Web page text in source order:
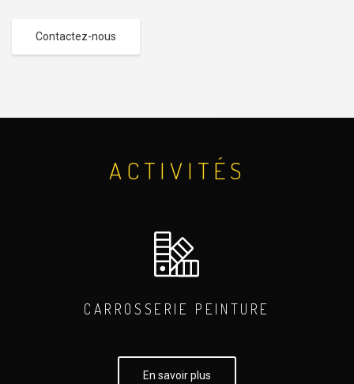
Contactez-nous
ACTIVITÉS
CARROSSERIE PEINTURE
En savoir plus